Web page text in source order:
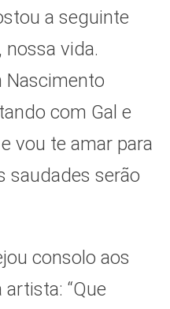
a seguinte
nossa vida.
Nascimento
com Gal e
vou te amar para
saudades serão
consolo aos
“Que